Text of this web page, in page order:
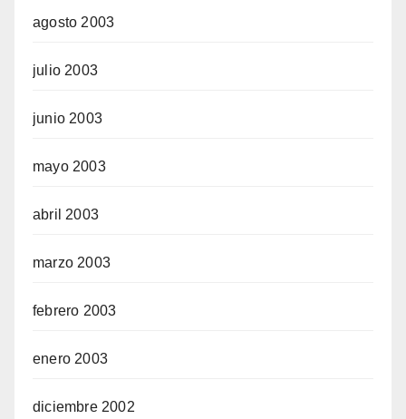
agosto 2003
julio 2003
junio 2003
mayo 2003
abril 2003
marzo 2003
febrero 2003
enero 2003
diciembre 2002